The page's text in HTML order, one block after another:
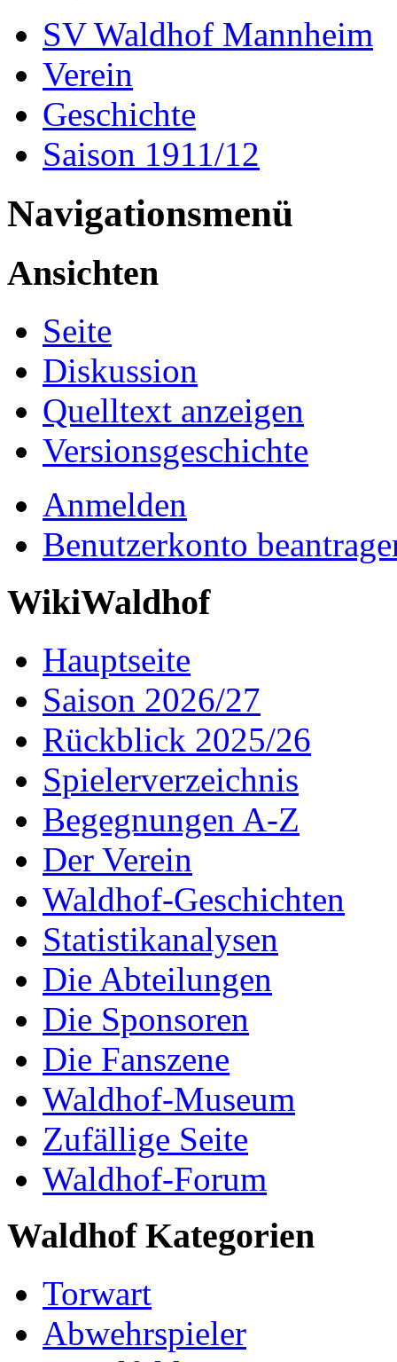
SV Waldhof Mannheim
Verein
Geschichte
Saison 1911/12
Navigationsmenü
Ansichten
Seite
Diskussion
Quelltext anzeigen
Versionsgeschichte
Anmelden
Benutzerkonto
WikiWaldhof
Hauptseite
Saison 2026/27
Rückblick 2025/26
Spielerverzeichnis
Begegnungen A-Z
Der Verein
Waldhof-Geschichten
Statistikanalysen
Die Abteilungen
Die Sponsoren
Die Fanszene
Waldhof-Museum
Zufällige Seite
Waldhof-Forum
Waldhof Kategorien
Torwart
Abwehrspieler